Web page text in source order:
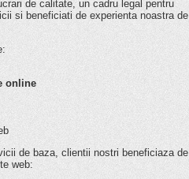
de calitate, un cadru legal pentru
si beneficiati de experienta noastra
online
de baza, clientii nostri beneficiaza
web: